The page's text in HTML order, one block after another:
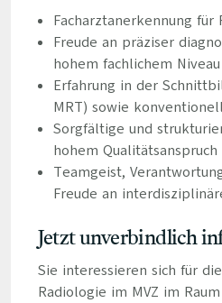
Facharztanerkennung für
Freude an präziser
hohem fachlichem Niveau
Erfahrung in der
MRT) sowie
Sorgfältige und
hohem Qualitätsanspruch
Teamgeist,
Freude an
Jetzt unverbindlich
Sie interessieren sich für
Radiologie im MVZ im